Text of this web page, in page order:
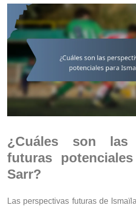
¿Cuáles son las
futuras
Sarr?
Las perspectivas futuras de